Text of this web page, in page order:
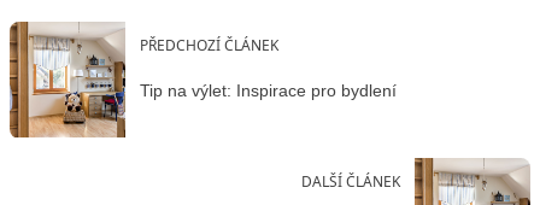
PŘEDCHOZÍ ČLÁNEK
Tip na výlet: Inspirace pro bydlení
DALŠÍ ČLÁNEK